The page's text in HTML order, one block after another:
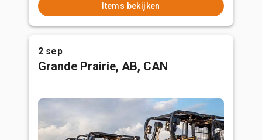
Items bekijken
2 sep
Grande Prairie, AB, CAN